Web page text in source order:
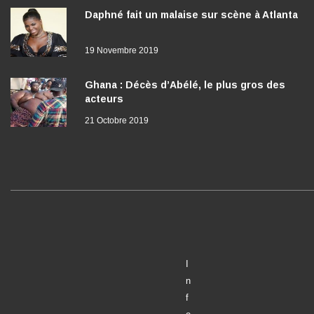
Daphné fait un malaise sur scène à Atlanta
19 Novembre 2019
Ghana : Décès d’Abélé, le plus gros des
acteurs
21 Octobre 2019
n
f